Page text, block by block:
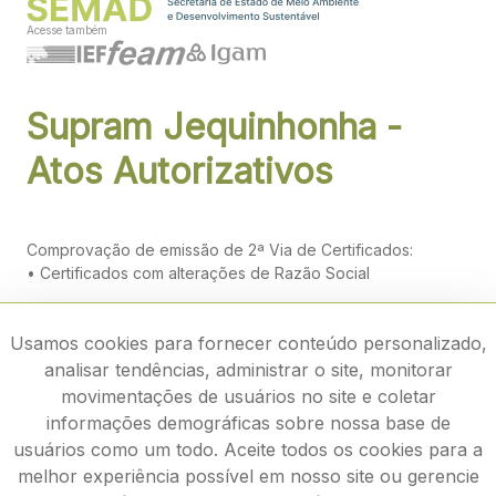
Acesse também
Supram Jequinhonha -
Atos Autorizativos
Comprovação de emissão de 2ª Via de Certificados:
• Certificados com alterações de Razão Social
Usamos cookies para fornecer conteúdo personalizado,
analisar tendências, administrar o site, monitorar
movimentações de usuários no site e coletar
informações demográficas sobre nossa base de
usuários como um todo. Aceite todos os cookies para a
melhor experiência possível em nosso site ou gerencie